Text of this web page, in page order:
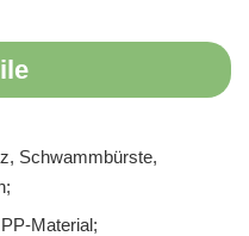
Schwammbürste,
Material;